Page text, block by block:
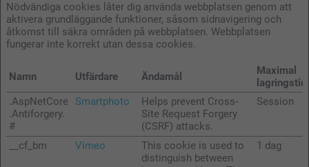
Nödvändiga cookies låter dig använda webbplatsen genom att
aktivera grundläggande funktioner, såsom sidnavigering och
åtkomst till säkra områden på webbplatsen. Webbplatsen
fungerar inte korrekt utan dessa cookies.
Namn Utfärdare Ändamål
Maximal
lagringstid
.AspNetCore
.Antiforgery.
#
Smartphoto
Helps prevent Cross-
Site Request Forgery
(CSRF) attacks.
Session
__cf_bm Vimeo
This cookie is used to
distinguish between
1 dag